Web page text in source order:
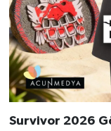
Survivor 2026